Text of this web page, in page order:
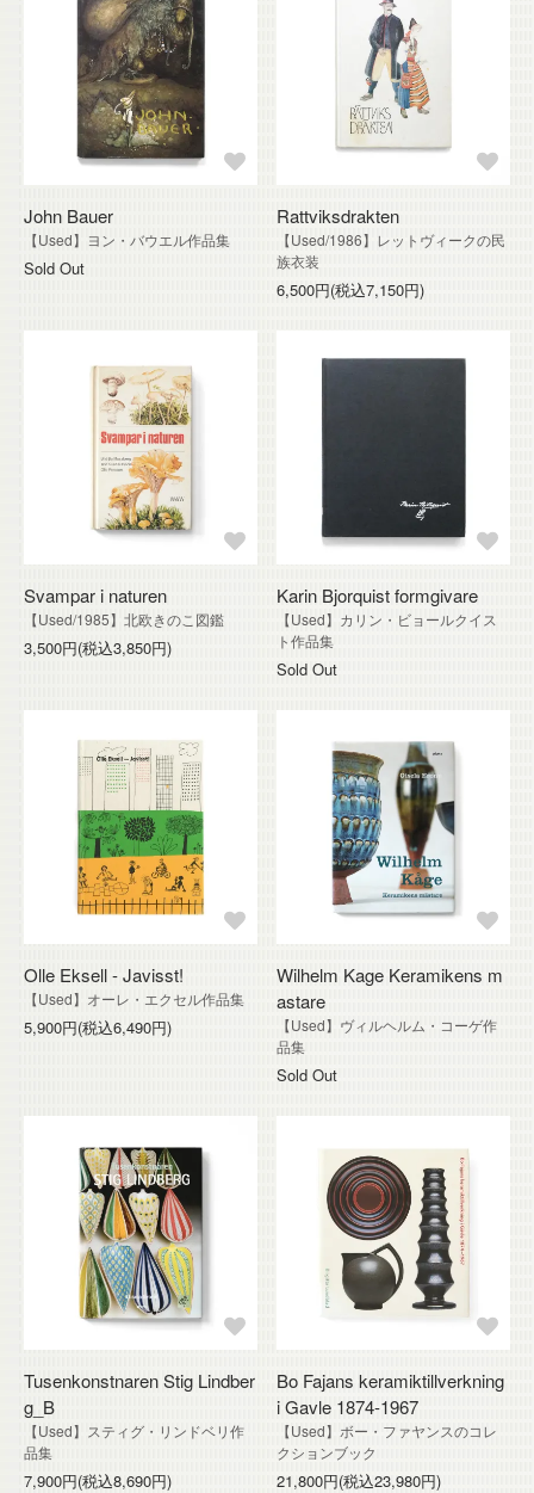
John Bauer
【Used】ヨン・バウエル作品集
Sold Out
Rattviksdrakten
【Used/1986】レットヴィークの民
族衣装
6,500円(税込7,150円)
Svampar i naturen
【Used/1985】北欧きのこ図鑑
3,500円(税込3,850円)
Karin Bjorquist formgivare
【Used】カリン・ビョールクイス
ト作品集
Sold Out
Olle Eksell - Javisst!
【Used】オーレ・エクセル作品集
5,900円(税込6,490円)
Wilhelm Kage Keramikens m
astare
【Used】ヴィルヘルム・コーゲ作
品集
Sold Out
Tusenkonstnaren Stig Lindber
g_B
【Used】スティグ・リンドベリ作
品集
7,900円(税込8,690円)
Bo Fajans keramiktillverkning
i Gavle 1874-1967
【Used】ボー・ファヤンスのコレ
クションブック
21,800円(税込23,980円)